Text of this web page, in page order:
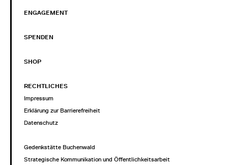
ENGAGEMENT
SPENDEN
SHOP
RECHTLICHES
Impressum
Erklärung zur Barrierefreiheit
Datenschutz
Gedenkstätte Buchenwald
Strategische Kommunikation und Öffentlichkeitsarbeit